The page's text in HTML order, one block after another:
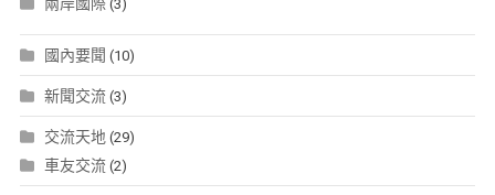
(3)
國內要聞 (10)
新聞交流(3)
交流天地 (29)
車友交流(2)